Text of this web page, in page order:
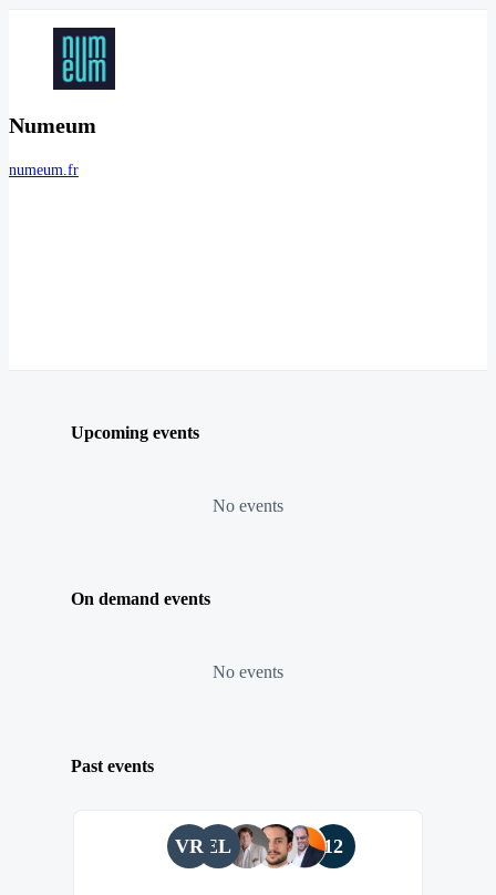
Numeum
numeum.fr
Upcoming events
No events
On demand events
No events
Past events
VR EL 12